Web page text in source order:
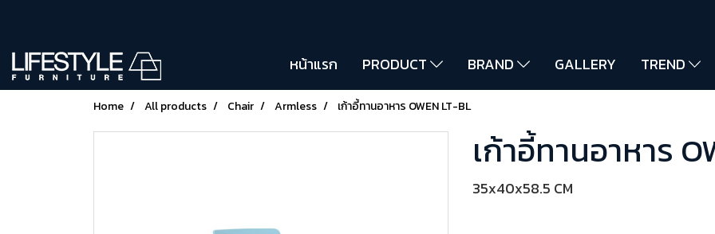
หน้าแรก PRODUCT BRAND GALLERY TREND
Home All products Chair Armless เก้าอี้ทานอาหาร OWEN LT-BL
เก้าอี้ทานอาหาร
35x40x58.5 CM